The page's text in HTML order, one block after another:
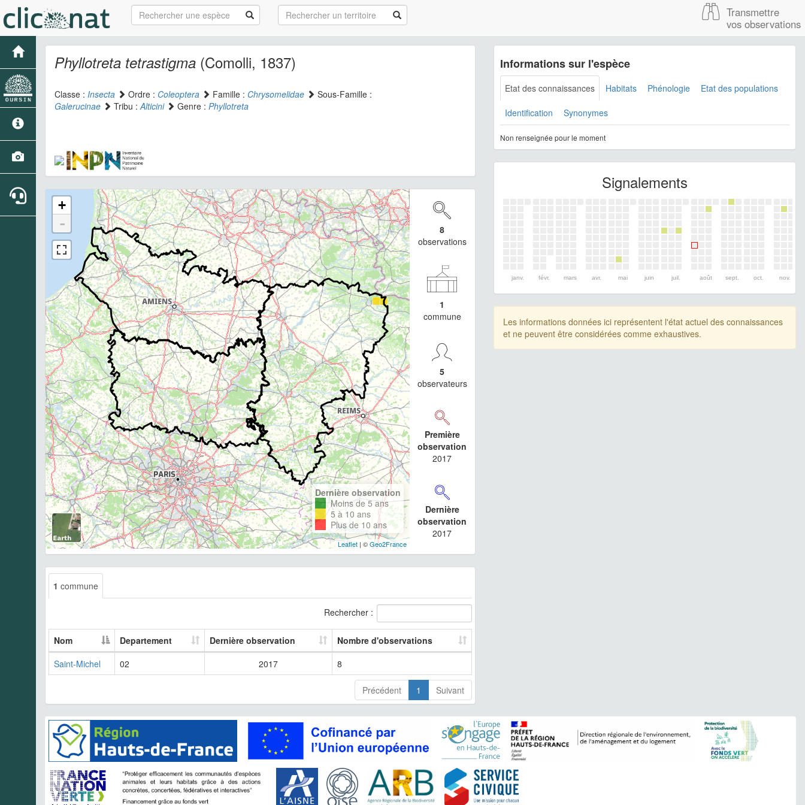
Transmettre
vos observations
Phyllotreta tetrastigma (Comolli, 1837)
Classe : Insecta Ordre : Coleoptera Famille : Chrysomelidae
Sous-Famille :
Galerucinae
Tribu :Alticini Genre : Phyllotreta
+
-
Dernière observation
Moins de 5 ans
5 à 10 ans
Plus de 10 ans
Leaflet| ©Geo2France
8
observations
1
commune
5
observateurs
Première
observation
2017
Dernière
observation
2017
1 commune
Rechercher :
Nom Departement Dernière observation
Nombre d'observations
Saint-Michel
02 2017 8
Précédent 1 Suivant
Informations sur l'espèce
Etat des connaissances Habitats Phénologie Etat des populations
Identification Synonymes
Non renseignée pour le moment
Signalements
janv. févr. mars avr. mai juin juil. août sept. oct. nov.
Les informations données ici représentent l'état actuel des connaissances
et ne peuvent être considérées comme exhaustives.